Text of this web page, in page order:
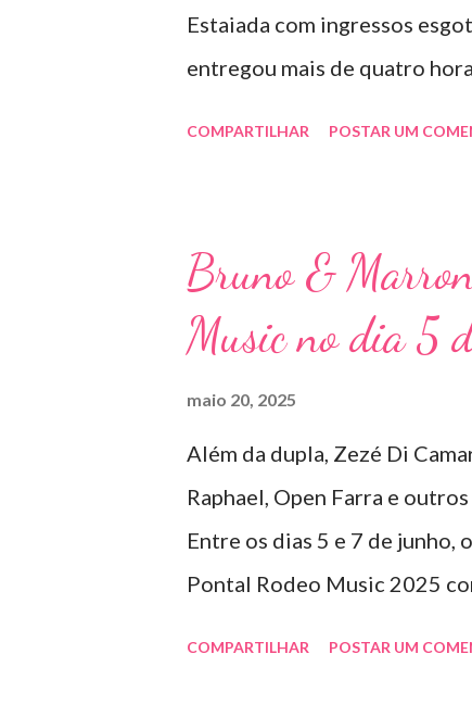
Estaiada com ingressos
entregou mais de quatro
público cantando junto do
Violada BeD se tornou uma
dupla, oferecendo ao
que mistura grandes
gêneros. No palco, Bruninho
seus hits e releituras de
Detonautas, cria...
COMPARTILHAR POSTAR UM
Bruno &
Music no dia 5
maio 20, 2025
Além da dupla, Zezé Di
Raphael, Open Farra e
Entre os dias 5 e 7 de
Pontal Rodeo Music 2025
COMPARTILHAR POSTAR UM